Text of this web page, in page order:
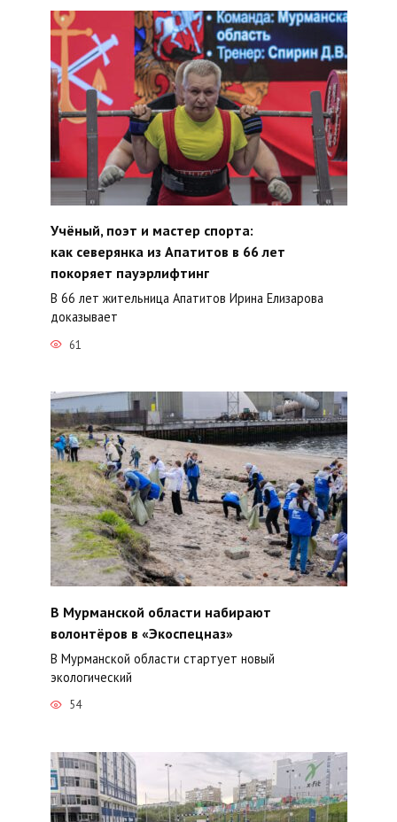
Учёный, поэт и мастер спорта:
как северянка из Апатитов в 66 лет
покоряет пауэрлифтинг
В 66 лет жительница Апатитов Ирина Елизарова
доказывает
61
В Мурманской области набирают
волонтёров в «Экоспецназ»
В Мурманской области стартует новый
экологический
54